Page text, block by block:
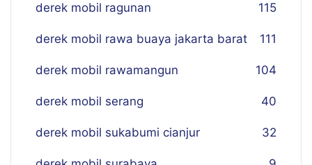
derek mobil ragunan 115
derek mobil rawa buaya jakarta barat 111
derek mobil rawamangun 104
derek mobil serang 40
derek mobil sukabumi cianjur 32